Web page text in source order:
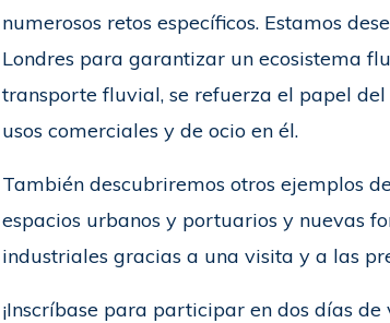
numerosos retos específicos. Estamos
Londres para garantizar un ecosistema
transporte fluvial, se refuerza el papel
usos comerciales y de ocio en él.
También descubriremos otros ejemplos
espacios urbanos y portuarios y nuevas
industriales gracias a una visita y a las
¡Inscríbase para participar en dos días